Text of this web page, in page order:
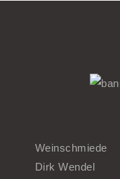
Weinschmiede
Dirk Wendel